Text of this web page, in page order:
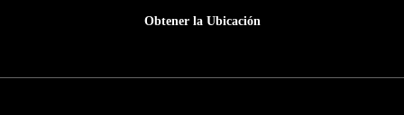
Obtener la Ubicación